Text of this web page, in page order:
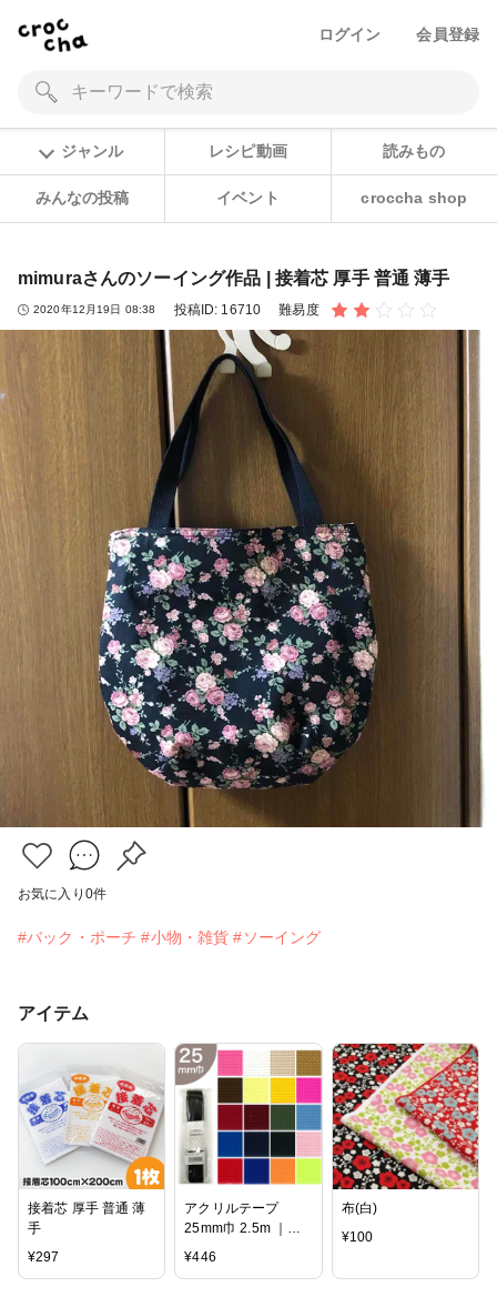
ログイン 会員登録
ジャンル レシピ動画 読みもの
みんなの投稿 イベント croccha shop
mimuraさんのソーイング作品 | 接着芯 厚手 普通 薄手
2020年12月19日 08:38 投稿ID: 16710 難易度
お気に入り 0件
#バック・ポーチ #小物・雑貨 #ソーイング
アイテム
接着芯 厚手 普通 薄
手
¥297
アクリルテープ
25mm巾 2.5m ｜副
資材 カラーテープ
¥446
布(白)
¥100